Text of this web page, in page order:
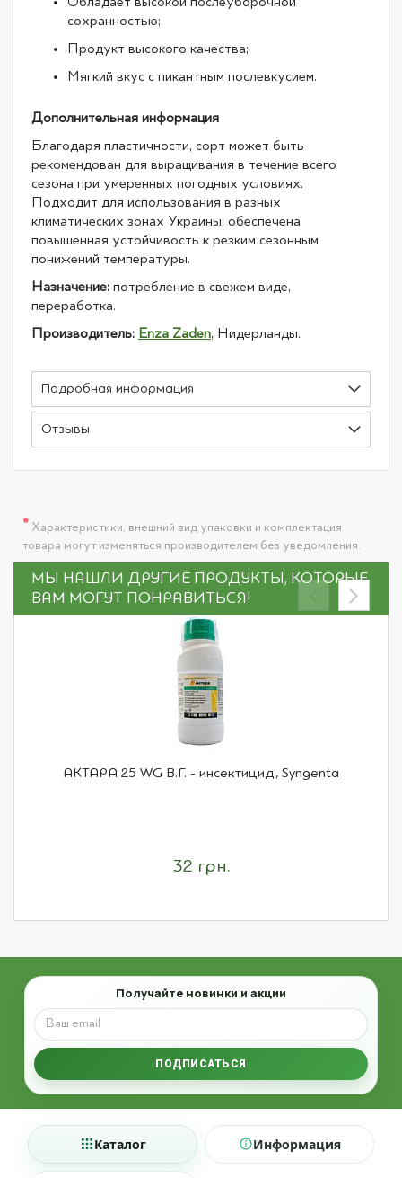
сохранностью;
Продукт высокого качества;
Мягкий вкус с пикантным послевкусием.
Дополнительная информация
Благодаря пластичности, сорт может быть
рекомендован для выращивания в течение всего
сезона при умеренных погодных условиях.
Подходит для использования в разных
климатических зонах Украины, обеспечена
повышенная устойчивость к резким сезонным
понижений температуры.
Назначение: потребление в свежем виде,
переработка.
Производитель: Enza Zaden, Нидерланды.
Подробная информация
Отзывы
* Характеристики, внешний вид упаковки и комплектация
товара могут изменяться производителем без уведомления.
МЫ НАШЛИ ДРУГИЕ ПРОДУКТЫ, КОТОРЫЕ
ВАМ МОГУТ ПОНРАВИТЬСЯ!
АКТАРА 25 WG В.Г. - инсектицид, Syngenta
32 грн.
Email
Получайте новинки и акции
ПОДПИСАТЬСЯ
Каталог Информация